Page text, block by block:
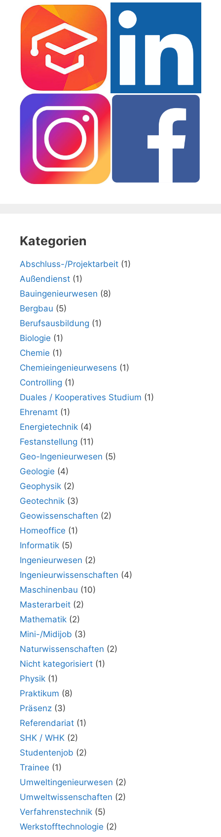
Kategorien
Abschluss-/Projektarbeit (1)
Außendienst (1)
Bauingenieurwesen (8)
Bergbau (5)
Berufsausbildung (1)
Biologie (1)
Chemie (1)
Chemieingenieurwesens (1)
Controlling (1)
Duales / Kooperatives Studium (1)
Ehrenamt (1)
Energietechnik (4)
Festanstellung (11)
Geo-Ingenieurwesen (5)
Geologie (4)
Geophysik (2)
Geotechnik (3)
Geowissenschaften (2)
Homeoffice (1)
Informatik (5)
Ingenieurwesen (2)
Ingenieurwissenschaften (4)
Maschinenbau (10)
Masterarbeit (2)
Mathematik (2)
Mini-/Midijob (3)
Naturwissenschaften (2)
Nicht kategorisiert (1)
Physik (1)
Praktikum (8)
Präsenz (3)
Referendariat (1)
SHK / WHK (2)
Studentenjob (2)
Trainee (1)
Umweltingenieurwesen (2)
Umweltwissenschaften (2)
Verfahrenstechnik (5)
Werkstofftechnologie (2)